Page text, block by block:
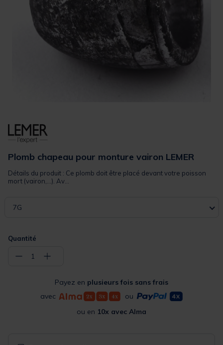
Plomb chapeau pour monture vairon LEMER
Détails du produit : Ce plomb doit être placé devant votre poisson
mort (vairon,...). Av...
7G
Quantité
− 1 +
Payez en plusieurs fois sans frais
avec
ou
ou en 10x avec Alma